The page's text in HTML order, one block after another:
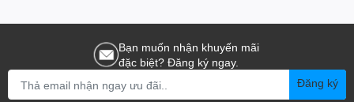
Bạn muốn nhận khuyến mãi
đặc biệt? Đăng ký ngay.
Đăng ký